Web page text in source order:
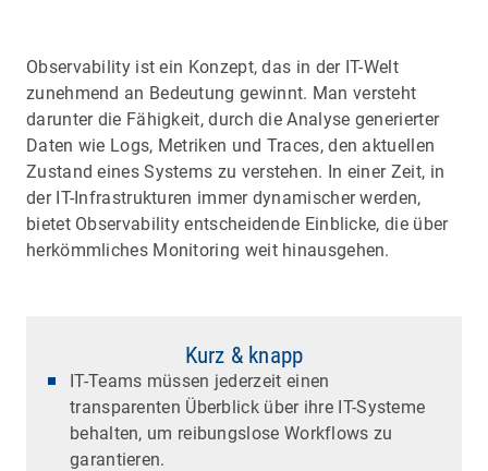
Observability ist ein Konzept, das in der IT-Welt
zunehmend an Bedeutung gewinnt. Man versteht
darunter die Fähigkeit, durch die Analyse generierter
Daten wie Logs, Metriken und Traces, den aktuellen
Zustand eines Systems zu verstehen. In einer Zeit, in
der IT-Infrastrukturen immer dynamischer werden,
bietet Observability entscheidende Einblicke, die über
herkömmliches Monitoring weit hinausgehen.
Kurz & knapp
IT-Teams müssen jederzeit einen
transparenten Überblick über ihre IT-Systeme
behalten, um reibungslose Workflows zu
garantieren.